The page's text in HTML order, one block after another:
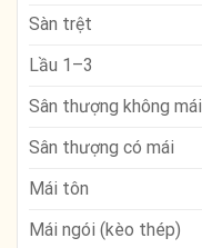
Sàn trệt
Lầu 1–3
Sân thượng không mái
Sân thượng có mái
Mái tôn
Mái ngói (kèo thép)